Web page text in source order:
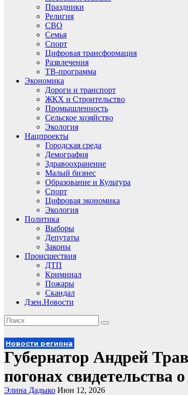
Праздники
Религия
СВО
Семья
Спорт
Цифровая трансформация
Развлечения
ТВ-программа
Экономика
Дороги и транспорт
ЖКХ и Строительство
Промышленность
Сельское хозяйство
Экология
Нацпроекты
Городская среда
Демография
Здравоохранение
Малый бизнес
Образование и Культура
Спорт
Цифровая экономика
Экология
Политика
Выборы
Депутаты
Законы
Происшествия
ДТП
Криминал
Пожары
Скандал
Дзен.Новости
Новости региона
Губернатор Андрей
погонах свидетельства
Элина Дадыко Июн 12, 2026